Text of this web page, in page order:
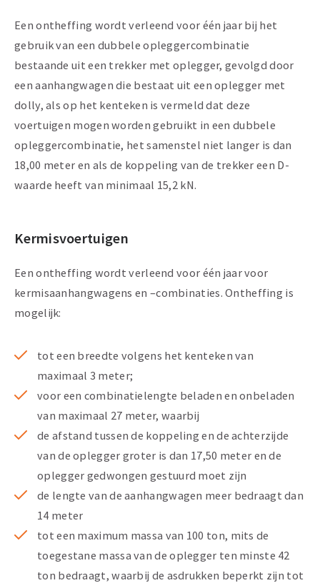
Een ontheffing wordt verleend voor één jaar bij het
gebruik van een dubbele opleggercombinatie
bestaande uit een trekker met oplegger, gevolgd door
een aanhangwagen die bestaat uit een oplegger met
dolly, als op het kenteken is vermeld dat deze
voertuigen mogen worden gebruikt in een dubbele
opleggercombinatie, het samenstel niet langer is dan
18,00 meter en als de koppeling van de trekker een D-
waarde heeft van minimaal 15,2 kN.
Kermisvoertuigen
Een ontheffing wordt verleend voor één jaar voor
kermisaanhangwagens en –combinaties. Ontheffing is
mogelijk:
tot een breedte volgens het kenteken van
maximaal 3 meter;
voor een combinatielengte beladen en onbeladen
van maximaal 27 meter, waarbij
de afstand tussen de koppeling en de achterzijde
van de oplegger groter is dan 17,50 meter en de
oplegger gedwongen gestuurd moet zijn
de lengte van de aanhangwagen meer bedraagt dan
14 meter
tot een maximum massa van 100 ton, mits de
toegestane massa van de oplegger ten minste 42
ton bedraagt, waarbij de asdrukken beperkt zijn tot